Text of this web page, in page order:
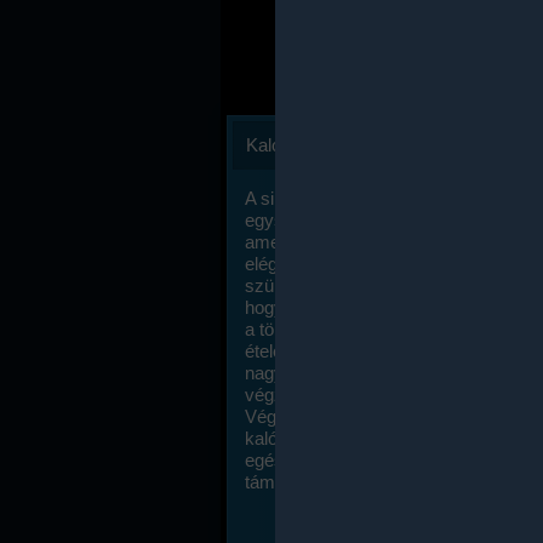
Kalóriaszámlálás
A sikeres fogyás titka valójában igen
egyszerű: égess több energiát, mint
amennyit beviszel. Természetesen
elég nagy fegyelemre és akaraterőre
szükség, de meglepődve fogod
hogy a kalóriaszámolás mennyire
a többi diétához képest. Itt nincsenek
ételek és a megengedett kalóriabevitelt
nagymértékben növelheted ha
végzel.
Végül, de nem utolsó sorban, a
kalóriaszámolás módszerét a legtöbb
egészségügyi szakorvos ajánlja és
támogatja.